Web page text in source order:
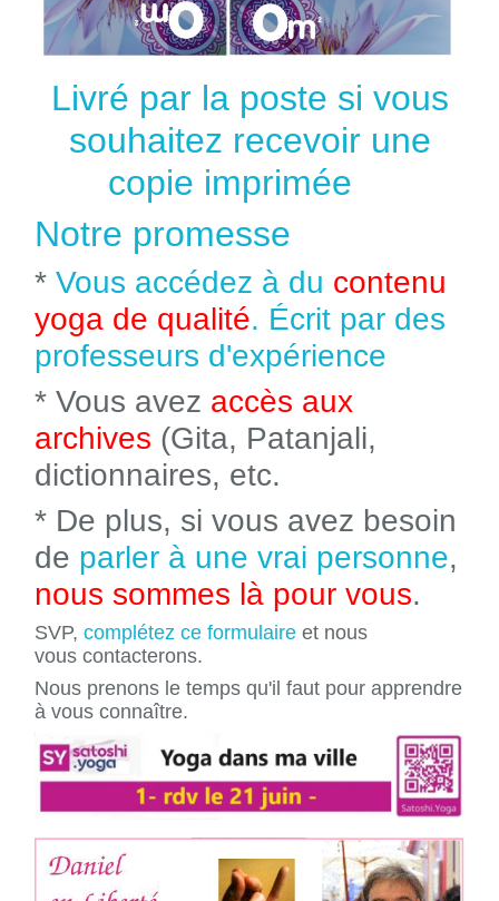
Livré par la poste si vous
souhaitez recevoir une
copie imprimée
Notre promesse
* Vous accédez à du contenu
yoga de qualité. Écrit par des
professeurs d'expérience
* Vous avez accès aux
archives (Gita, Patanjali,
dictionnaires, etc.
* De plus, si vous avez besoin
de parler à une vrai personne,
nous sommes là pour vous.
SVP, complétez ce formulaire et nous
vous contacterons.
Nous prenons le temps qu'il faut pour apprendre
à vous connaître.